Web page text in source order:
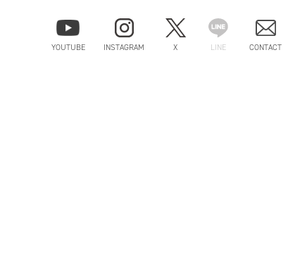
YOUTUBE INSTAGRAM X LINE CONTACT